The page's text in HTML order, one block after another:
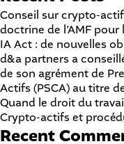
Conseil sur crypto-
doctrine de l’AMF pour
IA Act : de nouvelles
d&a partners a
de son agrément de
Actifs (PSCA) au titre
Quand le droit du
Crypto-actifs et
Recent